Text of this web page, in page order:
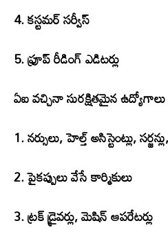
4. కస్టమర్ సర్వీస్
5. ఫ్రూప్ రీడింగ్ ఎడిటర్లు
ఏఐ వచ్చినా సురక్షితమైన
1. నర్సులు, హెల్త్ అసిస్టెంట్లు,
2. పైకప్పులు వేసే కార్మికులు
3. ట్రక్ డ్రైవర్లు, మెషిన్ ఆపరేటర్లు